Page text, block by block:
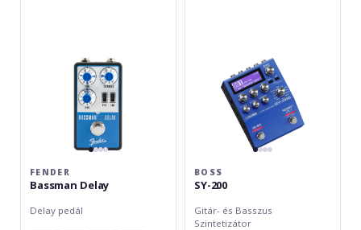
FENDER
Bassman Delay
Delay pedál
BOSS
SY-200
Gitár- és Basszus
Szintetizátor